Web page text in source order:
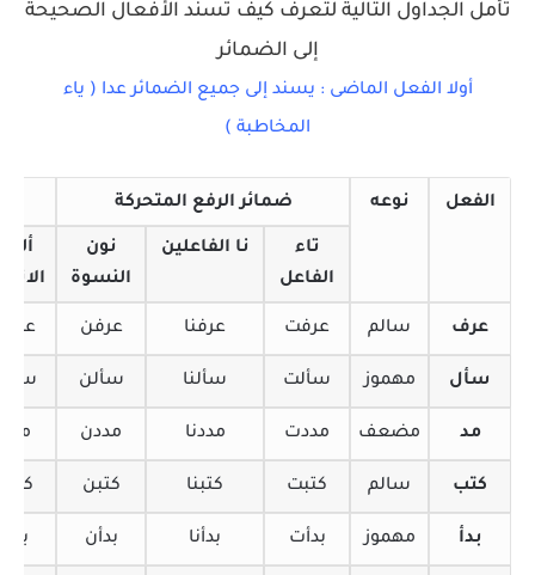
تأمل الجداول التالية لتعرف كيف تسند الأفعال الصحيحة
إلى الضمائر
أولا الفعل الماضى : يسند إلى جميع الضمائر عدا ( ياء
المخاطبة )
الفعل نوعه ضمائر الرفع المتحركة
تاء
الفاعل
نا الفاعلين
نون
النسوة
ألف
عرف سالم عرفت عرفنا عرفن عرفا
سأل مهموز سألت سألنا سألن سألا
مد مضعف مددت مددنا مددن مدا
كتب سالم كتبت كتبنا كتبن كتبا
بدأ مهموز بدأت بدأنا بدأن بدآ